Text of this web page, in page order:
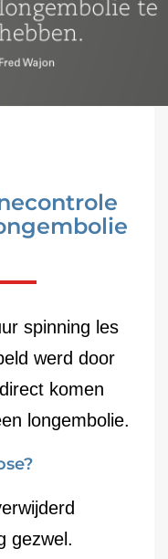
spinning les
werd door
komen
longembolie.
gezwel.